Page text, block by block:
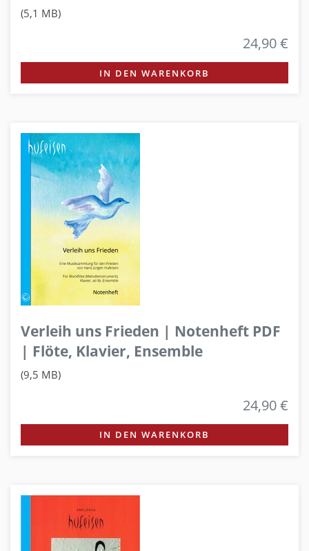
(5,1 MB)
24,90 €
IN DEN WARENKORB
Verleih uns Frieden | Notenheft PDF
| Flöte, Klavier, Ensemble
(9,5 MB)
24,90 €
IN DEN WARENKORB